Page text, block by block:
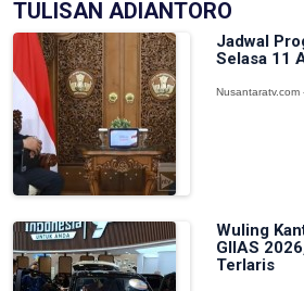
TULISAN ADIANTORO
Jadwal
Selasa 11
Nusantaratv.com
Wuling
GIIAS
Terlaris